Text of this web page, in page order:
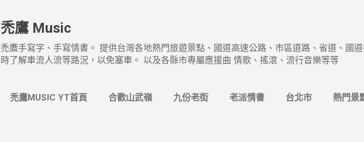
禿鷹 Music
禿鷹手寫字、手寫情書。 提供台灣各地熱門旅遊景點、國道高速公路、市區道路、省道、國
時了解車流人流等路況，以免塞車。 以及各縣市專屬應援曲 情歌、搖滾、流行音樂等等
禿鷹MUSIC YT首頁 合歡山武嶺 九份老街 老派情書 台北市 熱門景